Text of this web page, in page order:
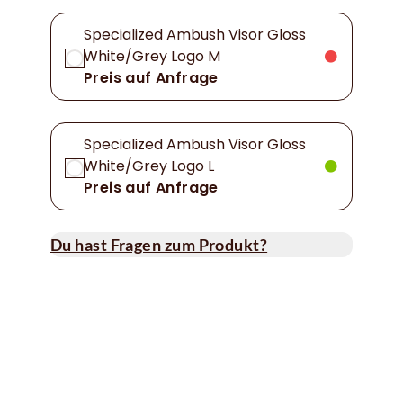
Specialized Ambush Visor Gloss
White/Grey Logo M
Preis auf Anfrage
Specialized Ambush Visor Gloss
White/Grey Logo L
Preis auf Anfrage
Du hast Fragen zum Produkt?